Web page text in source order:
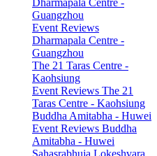
Dharmapala Centre -
Guangzhou
Event Reviews
Dharmapala Centre -
Guangzhou
The 21 Taras Centre -
Kaohsiung
Event Reviews The 21
Taras Centre - Kaohsiung
Buddha Amitabha - Huwei
Event Reviews Buddha
Amitabha - Huwei
Sahasrabhuja Lokeshvara